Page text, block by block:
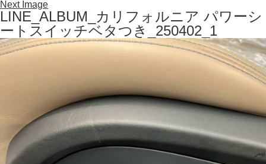
Next Image
LINE_ALBUM_カリフォルニア パワーシ
ートスイッチベタつき_250402_1